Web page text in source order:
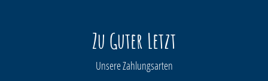
Zu Guter Letzt
Unsere Zahlungsarten